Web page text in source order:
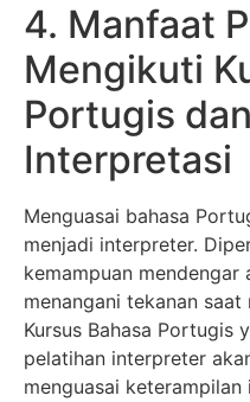
4. Manfaat
Mengikuti
Portugis
Interpretasi
Menguasai bahasa
menjadi interpreter.
kemampuan
menangani tekanan saat
Kursus Bahasa Portugis
pelatihan interpreter
menguasai